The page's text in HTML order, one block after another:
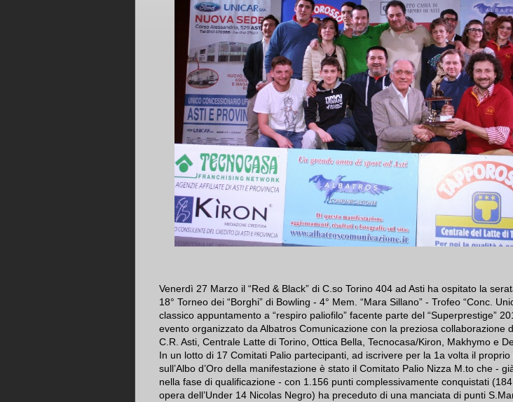
Venerdì 27 Marzo il “Red & Black” di C.so Torino 404 ad Asti ha ospitato la
18° Torneo dei “Borghi” di Bowling - 4° Mem. “Mara Sillano” - Trofeo “Conc.
classico appuntamento a “respiro paliofilo” facente parte del “Superprestige”
evento organizzato da Albatros Comunicazione con la preziosa collaborazione
C.R. Asti, Centrale Latte di Torino, Ottica Bella, Tecnocasa/Kiron, Makhymo e
In un lotto di 17 Comitati Palio partecipanti, ad iscrivere per la 1a volta il proprio
sull’Albo d’Oro della manifestazione è stato il Comitato Palio Nizza M.to che -
nella fase di qualificazione - con 1.156 punti complessivamente conquistati
opera dell’Under 14 Nicolas Negro) ha preceduto di una manciata di punti